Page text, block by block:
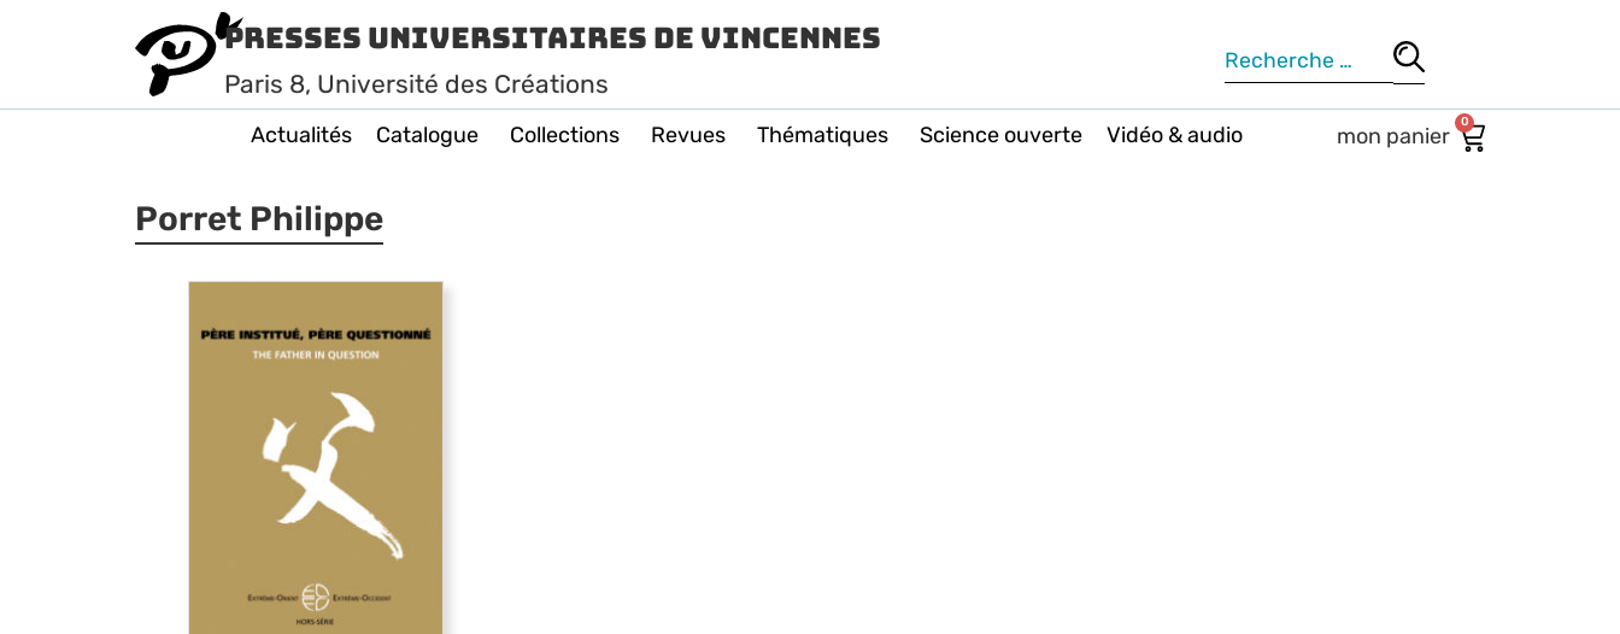
Presses Universitaires de Vincennes
Paris 8, Université des Créations
Actualités Catalogue Collections Revues Thématiques Science ouverte Vidéo & audio 0
Porret Philippe